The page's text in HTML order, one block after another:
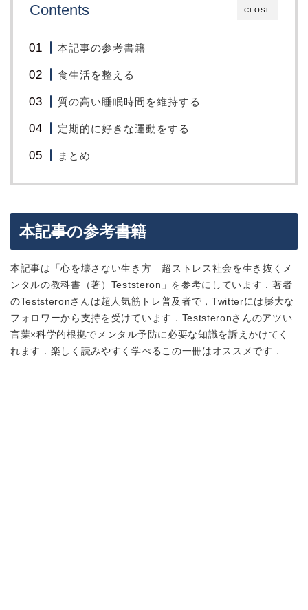
CLOSE
Contents
本記事の参考書籍
食生活を整える
質の高い睡眠時間を維持する
定期的に好きな運動をする
まとめ
本記事の参考書籍
本記事は
「心を壊さない生き方 超ストレス社会を生き抜くメ
ンタルの教科書（著）Teststeron」 を参考にしています．著者
のTeststeronさんは超人気筋トレ普及者で，Twitterには膨大な
フォロワーから支持を受けています．Teststeronさんのアツい
言葉×科学的根拠でメンタル予防に必要な知識を訴えかけてく
れます．楽しく読みやすく学べるこの一冊はオススメです．